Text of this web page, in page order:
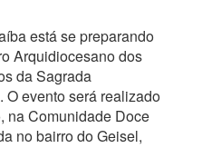
está se preparando
Arquidiocesano dos
da Sagrada
evento será realizado
na Comunidade Doce
no bairro do Geisel,